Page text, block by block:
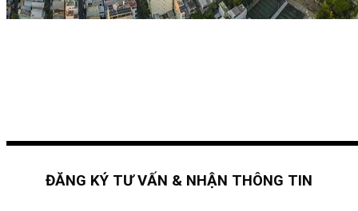
ĐĂNG KÝ TƯ VẤN & NHẬN THÔNG TIN